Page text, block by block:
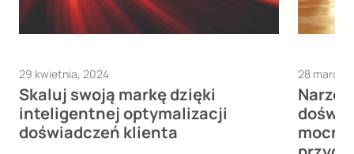
29 kwietnia, 2024
Skaluj swoją markę dzięki
inteligentnej optymalizacji
doświadczeń klienta
28 marca,